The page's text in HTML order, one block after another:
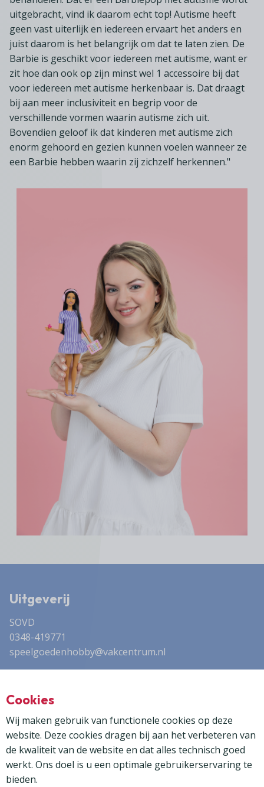
uitgebracht, vind ik daarom echt top! Autisme heeft
geen vast uiterlijk en iedereen ervaart het anders en
juist daarom is het belangrijk om dat te laten zien. De
Barbie is geschikt voor iedereen met autisme, want er
zit hoe dan ook op zijn minst wel 1 accessoire bij dat
voor iedereen met autisme herkenbaar is. Dat draagt
bij aan meer inclusiviteit en begrip voor de
verschillende vormen waarin autisme zich uit.
Bovendien geloof ik dat kinderen met autisme zich
enorm gehoord en gezien kunnen voelen wanneer ze
een Barbie hebben waarin zij zichzelf herkennen."
Uitgeverij
SOVD
0348-419771
speelgoedenhobby@vakcentrum.nl
Dock35 Media
0314 - 355 830
frank@dock35media.nl
Cookies
Wij maken gebruik van functionele cookies op deze
website. Deze cookies dragen bij aan het verbeteren van
de kwaliteit van de website en dat alles technisch goed
werkt. Ons doel is u een optimale gebruikerservaring te
bieden.